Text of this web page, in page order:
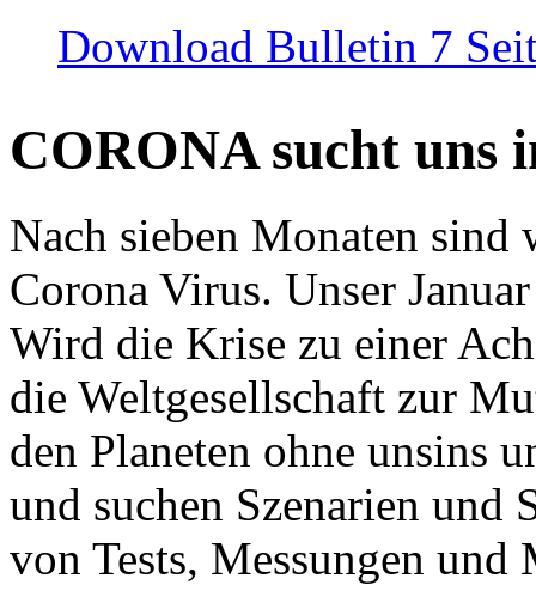
Download Bulletin 7
CORONA sucht uns
Nach sieben Monaten
Corona Virus. Unser
Wird die Krise zu einer
die Weltgesellschaft zur
den Planeten ohne unsins
und suchen Szenarien und
von Tests, Messungen und